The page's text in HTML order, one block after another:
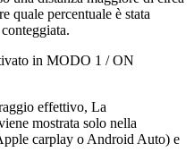
quale percentuale è stata
in MODO 1 / ON
effettivo, La
mostrata solo nella
carplay o Android Auto) e